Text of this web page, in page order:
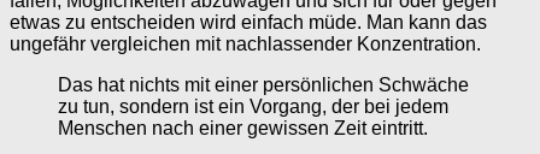
etwas zu entscheiden wird einfach müde. Man kann das
ungefähr vergleichen mit nachlassender Konzentration.
Das hat nichts mit einer persönlichen Schwäche
zu tun, sondern ist ein Vorgang, der bei jedem
Menschen nach einer gewissen Zeit eintritt.